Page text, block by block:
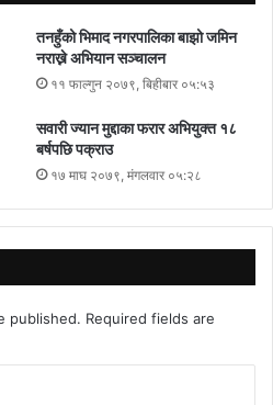
तनहुँको भिमाद नगरपालिका बाझो जमिन
नराख्ने अभियान सञ्चालन
११ फाल्गुन २०७९, बिहीबार ०५:५३
सवारी ज्यान मुद्दाका फरार अभियुक्त १८
बर्षपछि पक्राउ
१७ माघ २०७९, मंगलवार ०५:२८
published. Required fields are